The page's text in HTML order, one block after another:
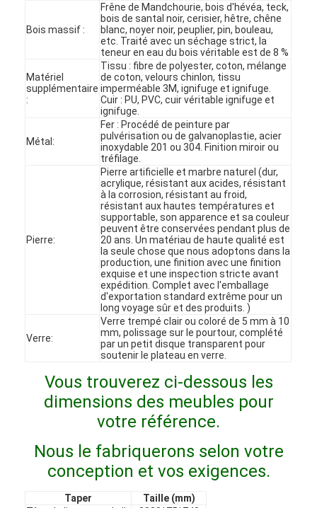
Produits
Le spectacle VR
À propos de nous
Visite de l'usine
Contrôle qualité
Contactez-nous
Les affaires
Les questions
Causez Maintenant
Bois massif :
Frêne de Mandchourie, bois d'hévéa, teck,
bois de santal noir, cerisier, hêtre, chêne
blanc, noyer noir, peuplier, pin, bouleau,
etc. Traité avec un séchage strict, la
teneur en eau du bois véritable est de 8 %
Matériel
supplémentaire
:
Tissu : fibre de polyester, coton, mélange
de coton, velours chinlon, tissu
imperméable 3M, ignifuge et ignifuge.
Cuir : PU, PVC, cuir véritable ignifuge et
ignifuge.
Métal:
Fer : Procédé de peinture par
pulvérisation ou de galvanoplastie, acier
inoxydable 201 ou 304. Finition miroir ou
tréfilage.
Pierre:
Pierre artificielle et marbre naturel (dur,
acrylique, résistant aux acides, résistant
à la corrosion, résistant au froid,
résistant aux hautes températures et
supportable, son apparence et sa couleur
peuvent être conservées pendant plus de
20 ans. Un matériau de haute qualité est
la seule chose que nous adoptons dans la
production, une finition avec une finition
exquise et une inspection stricte avant
expédition. Complet avec l'emballage
d'exportation standard extrême pour un
long voyage sûr et des produits. )
Verre:
Verre trempé clair ou coloré de 5 mm à 10
mm, polissage sur le pourtour, complété
par un petit disque transparent pour
soutenir le plateau en verre.
Vous trouverez ci-dessous les
dimensions des meubles pour
votre référence.
Nous le fabriquerons selon votre
conception et vos exigences.
Taper
Taille (mm)